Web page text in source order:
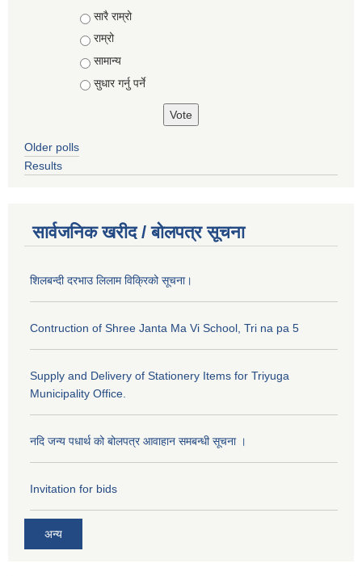
Choices
सारै राम्रो
राम्रो
सामान्य
सुधार गर्नु पर्ने
Older polls
Results
सार्वजनिक खरीद / बोलपत्र सूचना
शिलबन्दी दरभाउ लिलाम विक्रिको सूचना।
Contruction of Shree Janta Ma Vi School, Tri na pa 5
Supply and Delivery of Stationery Items for Triyuga
Municipality Office.
नदि जन्य पधार्थ को बोलपत्र आवाहान समबन्धी सूचना ।
Invitation for bids
अन्य